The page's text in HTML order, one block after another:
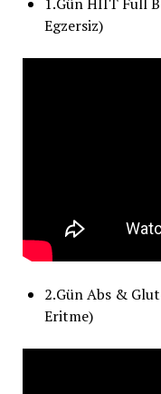
Egzersiz)
2.Gün Abs &
Eritme)